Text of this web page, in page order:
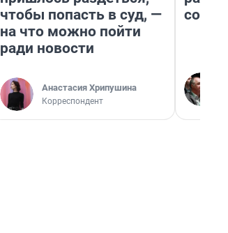
чтобы попасть в суд, —
на что можно пойти
ради новости
Анастасия Хрипушина
Корреспондент